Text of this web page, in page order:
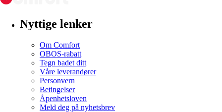
Nyttige lenker
Om Comfort
OBOS-rabatt
Tegn badet ditt
Våre leverandører
Personvern
Betingelser
Åpenhetsloven
Meld deg på nyhetsbrev